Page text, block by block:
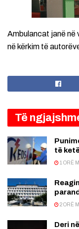
Ambulancat janë në
në kërkim të
Të
të
1 ORË
2 ORË
Deri